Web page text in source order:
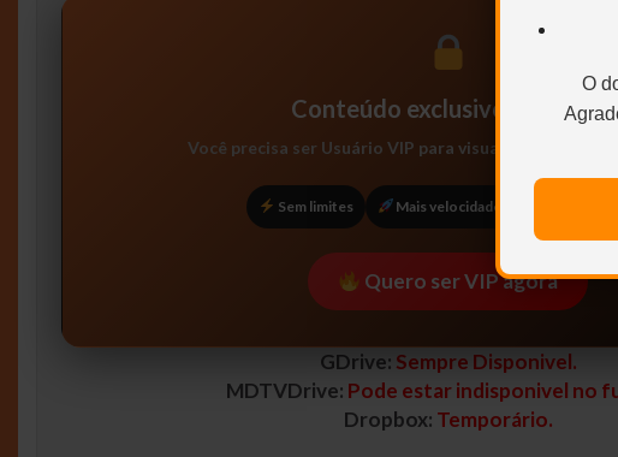
O
Conteúdo exclusivo para VIP
Você precisa ser Usuário VIP para visualizar os links
Sem limites Mais velocidade
Quero ser VIP agora
GDrive: Sempre Disponivel.
MDTVDrive: Pode estar indisponivel no
Dropbox: Temporário.